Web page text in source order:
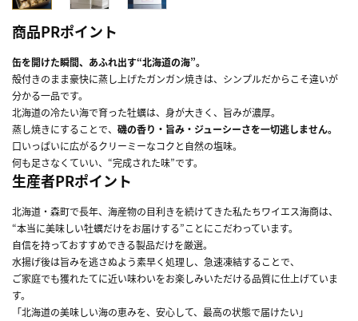
商品PRポイント
缶を開けた瞬間、あふれ出す“北海道の海”。
殻付きのまま豪快に蒸し上げたガンガン焼きは、シンプルだからこそ違いが
分かる一品です。
北海道の冷たい海で育った牡蠣は、身が大きく、旨みが濃厚。
蒸し焼きにすることで、 磯の香り・旨み・ジューシーさを一切逃しません。
口いっぱいに広がるクリーミーなコクと自然の塩味。
何も足さなくていい、“完成された味”です。
生産者PRポイント
北海道・森町で長年、海産物の目利きを続けてきた私たちワイエス海商は、
“本当に美味しい牡蠣だけをお届けする”ことにこだわっています。
自信を持っておすすめできる製品だけを厳選。
水揚げ後は旨みを逃さぬよう素早く処理し、急速凍結することで、
ご家庭でも獲れたてに近い味わいをお楽しみいただける品質に仕上げていま
す。
「北海道の美味しい海の恵みを、安心して、最高の状態で届けたい」